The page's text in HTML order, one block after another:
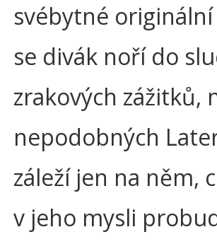
svébytné
se divák noří do
zrakových zážitků,
nepodobných
záleží jen na něm,
v jeho mysli